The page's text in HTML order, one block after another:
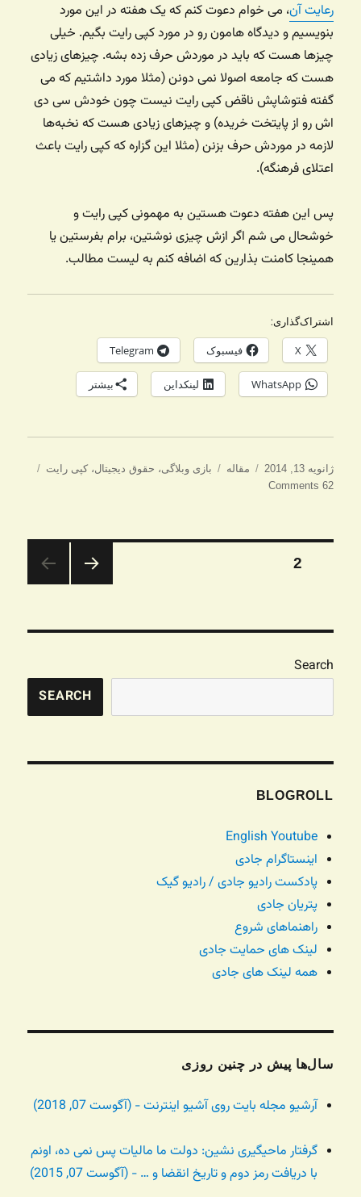
رعایت آن، می خوام دعوت کنم که یک هفته در این مورد
بنویسیم و دیدگاه هامون رو در مورد کپی رایت بگیم. خیلی
چیزها هست که باید در موردش حرف زده بشه. چیزهای زیادی
هست که جامعه اصولا نمی دونن (مثلا مورد داشتیم که می
گفته فتوشاپش ناقض کپی رایت نیست چون خودش سی دی
اش رو از پایتخت خریده) و چیزهای زیادی هست که نخبه‌ها
لازمه در موردش حرف بزنن (مثلا این گزاره که کپی رایت باعث
اعتلای فرهنگه).
پس این هفته دعوت هستین به مهمونی کپی رایت و
خوشحال می شم اگر ازش چیزی نوشتین، برام بفرستین یا
همینجا کامنت بذارین که اضافه کنم به لیست مطالب.
اشتراک‌گذاری:
X فیسبوک Telegram
WhatsApp لینکداین بیشتر
ارسال
شده
ژانویه 13, 2014 دسته‌ها
مقاله برچسب‌ها
بازی وبلاگی، حقوق دیجیتال،کپی رایت
62 Comments
صفحه‌بندی
2
Search
SEARCH
BLOGROLL
English Youtube
اینستاگرام جادی
پادکست رادیو جادی / رادیو گیک
پتریان جادی
راهنماهای شروع
لینک های حمایت جادی
همه لینک های جادی
سال‌ها پیش در چنین روزی
آرشیو مجله بایت روی آشیو اینترنت - (آگوست 07, 2018)
گرفتار ماحیگیری نشین: دولت ما مالیات پس نمی ده، اونم
با دریافت رمز دوم و تاریخ انقضا و … - (آگوست 07, 2015)